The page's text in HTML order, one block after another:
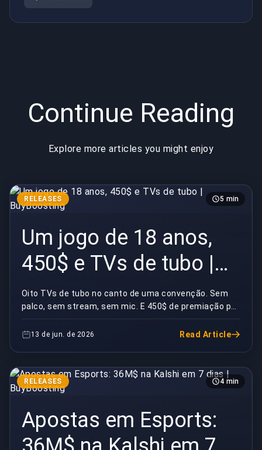
Continue Reading
Explore more articles you might enjoy
RELEASES 5 min
Um jogo de 18 anos,
450$ e TVs de tubo |
BuyBoosting
Oito TVs de tubo no canto de uma convenção. Sem
palco, sem stream, sem mic. E 450$ de premiação por
um jogo mais velho que metade da galera que joga e...
13 de jun. de 2026 Read Article
RELEASES 4 min
Apostas em Esports: